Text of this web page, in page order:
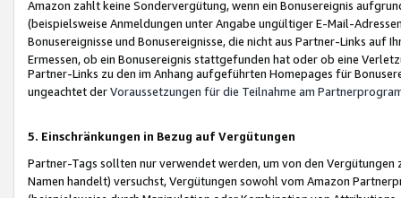
Amazon zahlt keine Sondervergütung, wenn ein Bonusereignis
(beispielsweise Anmeldungen unter Angabe ungültiger E-Mail-
Bonusereignisse und Bonusereignisse, die nicht aus Partner-Links auf
Ermessen, ob ein Bonusereignis stattgefunden hat oder ob eine
Partner-Links zu den im Anhang aufgeführten Homepages für
ungeachtet derVoraussetzungen für die Teilnahme am
5. Einschränkungen in Bezug auf Vergütungen
Partner-Tags sollten nur verwendet werden, um von den
Namen handelt) versuchst, Vergütungen sowohl vom Amazon